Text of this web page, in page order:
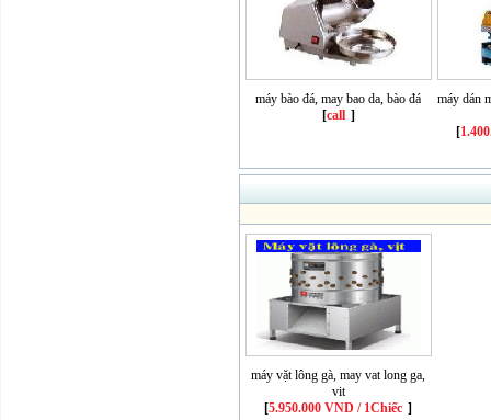
máy bào đá, may bao da, bào đá
[call ]
máy dán
[
máy vặt lông gà, may vat long ga,
vit
[5.950.000 VND / 1Chiếc ]